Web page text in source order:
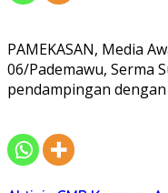
PAMEKASAN, Media
06/Pademawu, Serma
pendampingan